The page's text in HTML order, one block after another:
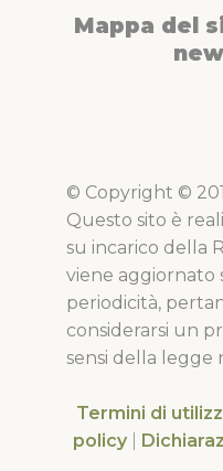
Mappa del
© Copyright ©
Questo sito è
su incarico della
viene aggiornato
periodicità,
considerarsi un
sensi della legge
Termini di
policy